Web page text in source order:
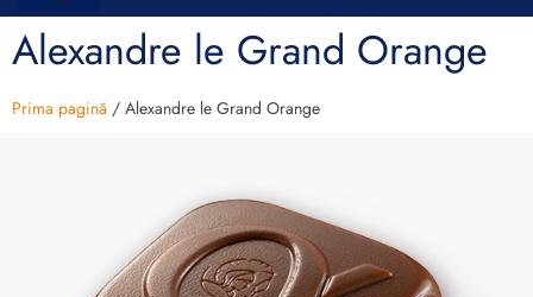
Alexandre le Grand Orange
Prima pagină / Alexandre le Grand Orange